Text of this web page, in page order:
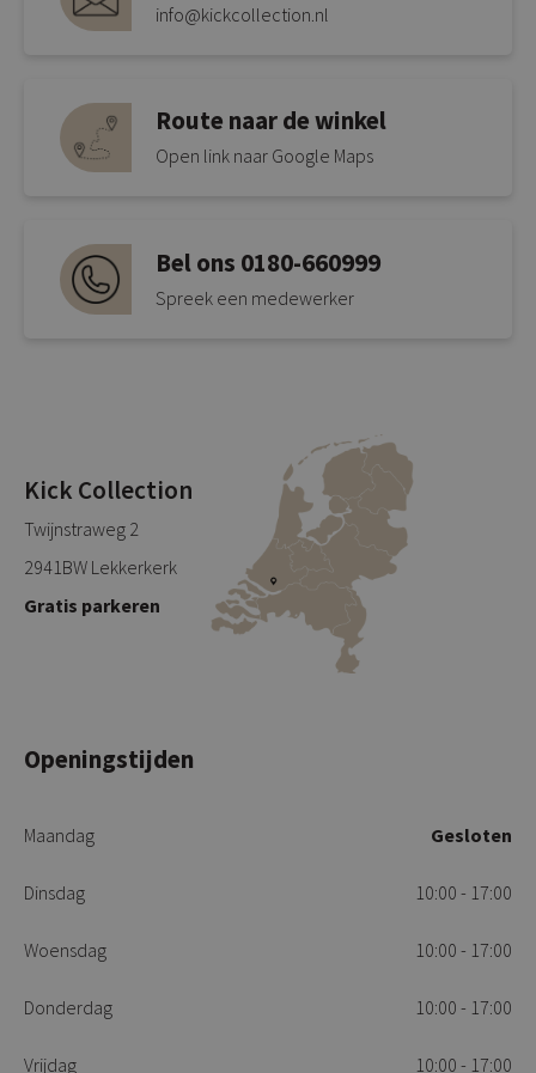
info@kickcollection.nl
Route naar de winkel
Open link naar Google Maps
Bel ons 0180-660999
Spreek een medewerker
Kick Collection
Twijnstraweg 2
2941BW Lekkerkerk
Gratis parkeren
Openingstijden
Maandag Gesloten
Dinsdag 10:00 - 17:00
Woensdag 10:00 - 17:00
Donderdag 10:00 - 17:00
Vrijdag 10:00 - 17:00